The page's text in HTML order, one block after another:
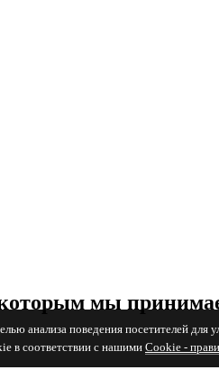
анализа поведения посетителей
в соответствии с нашими Cookiе -
мы